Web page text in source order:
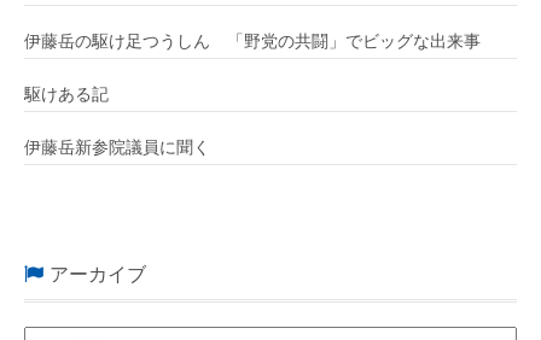
伊藤岳の駆け足つうしん 「野党の共闘」でビッグな出来事
駆けある記
伊藤岳新参院議員に聞く
アーカイブ